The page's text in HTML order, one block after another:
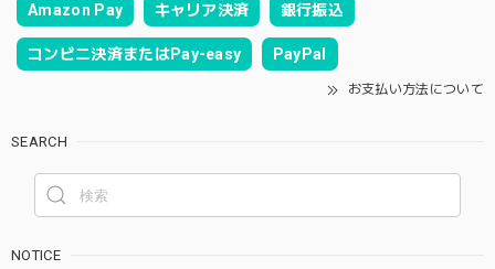
Amazon Pay キャリア決済 銀行振込
コンビニ決済またはPay-easy PayPal
お支払い方法について
SEARCH
NOTICE